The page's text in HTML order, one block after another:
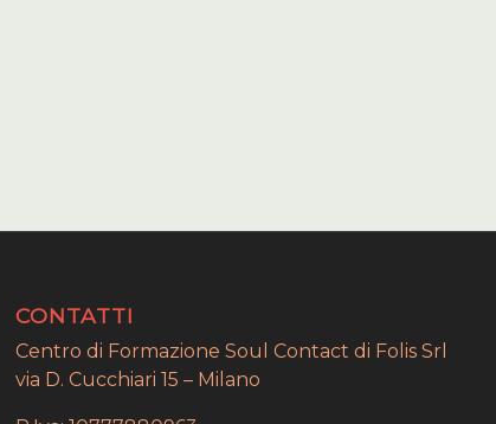
CONTATTI
Centro di Formazione Soul Contact di Folis Srl
via D. Cucchiari 15 – Milano